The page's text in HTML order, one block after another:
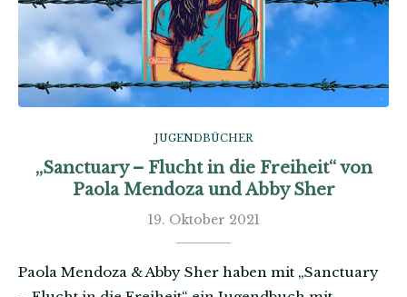
JUGENDBÜCHER
„Sanctuary – Flucht in die Freiheit“ von
Paola Mendoza und Abby Sher
19. Oktober 2021
Paola Mendoza & Abby Sher haben mit „Sanctuary